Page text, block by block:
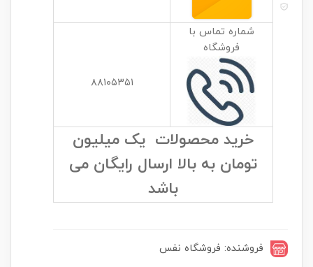
شماره تماس با
فروشگاه
۸۸۱۰۵۳۵۱
خرید محصولات یک میلیون
تومان به بالا ارسال رایگان می
باشد
فروشنده: فروشگاه نفس